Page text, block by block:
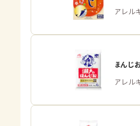
商品・アレル
「瀬戸のほんじお
商品・アレル